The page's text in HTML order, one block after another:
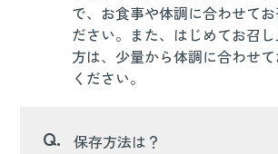
で、お食事や体調に合わせてお
ださい。また、はじめてお召
方は、少量から体調に合わせ
ください。
Q. 保存方法は？